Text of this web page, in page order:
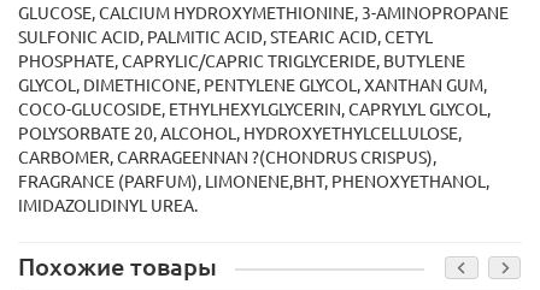
GLUCOSE, CALCIUM HYDROXYMETHIONINE, 3-AMINOPROPANE
SULFONIC ACID, PALMITIC ACID, STEARIC ACID, CETYL
PHOSPHATE, CAPRYLIC/CAPRIC TRIGLYCERIDE, BUTYLENE
GLYCOL, DIMETHICONE, PENTYLENE GLYCOL, XANTHAN GUM,
COCO-GLUCOSIDE, ETHYLHEXYLGLYCERIN, CAPRYLYL GLYCOL,
POLYSORBATE 20, ALCOHOL, HYDROXYETHYLCELLULOSE,
CARBOMER, CARRAGEENNAN ?(CHONDRUS CRISPUS),
FRAGRANCE (PARFUM), LIMONENE,BHT, PHENOXYETHANOL,
IMIDAZOLIDINYL UREA.
Похожие товары